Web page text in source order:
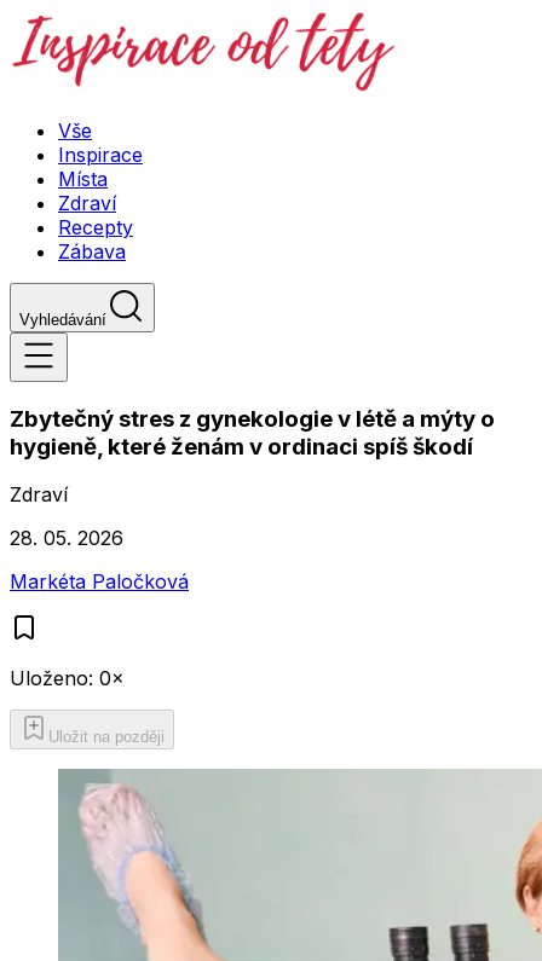
Vše
Inspirace
Místa
Zdraví
Recepty
Zábava
Vyhledávání
Zbytečný stres z gynekologie v létě a mýty o
hygieně, které ženám v ordinaci spíš škodí
Zdraví
28. 05. 2026
Markéta Paločková
Uloženo: 0×
Uložit na později